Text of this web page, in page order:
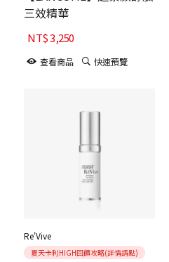
三效精華
NT$3,250
查看商品 快速預覽
Re'Vive
夏天卡利HIGH回饋攻略(詳情請點)